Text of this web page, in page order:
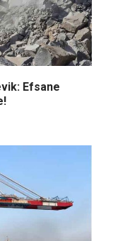
Efsane